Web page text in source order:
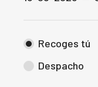
Recoges tú
Despacho